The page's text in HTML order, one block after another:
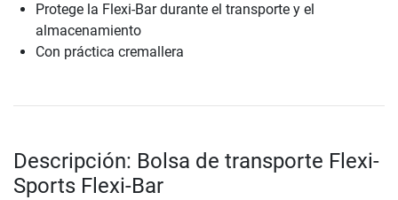
Protege la Flexi-Bar durante el transporte y el
almacenamiento
Con práctica cremallera
Descripción: Bolsa de transporte Flexi-
Sports Flexi-Bar